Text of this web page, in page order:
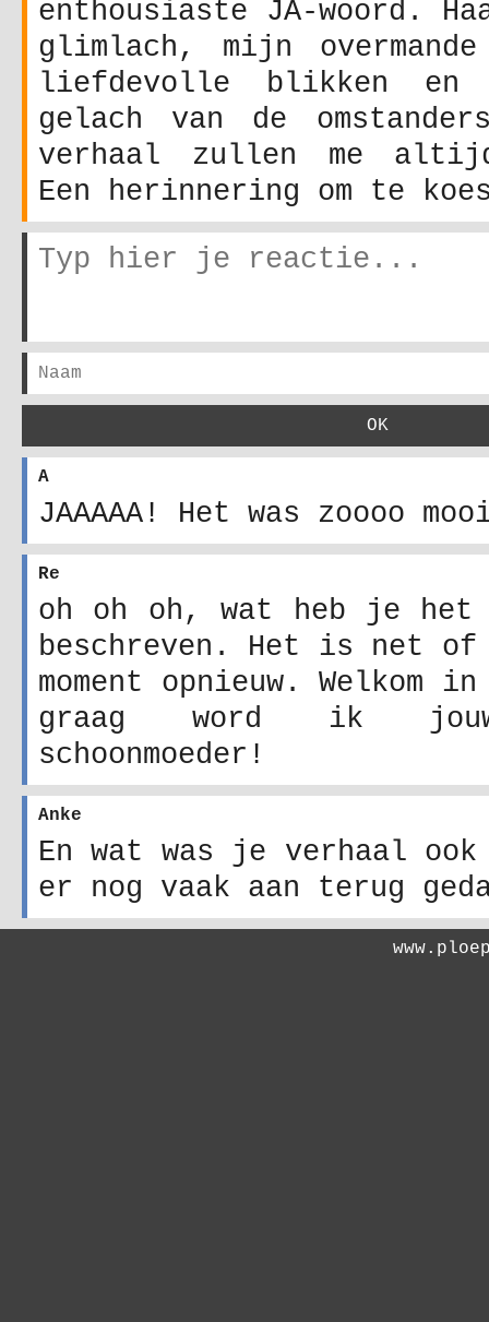
enthousiaste JA-woord.
glimlach, mijn
liefdevolle blikken en
gelach van de
verhaal zullen me
Een herinnering om te
A
JAAAAA! Het was zoooo
Re
oh oh oh, wat heb je het
beschreven. Het is net
moment opnieuw. Welkom
graag word ik
schoonmoeder!
Anke
En wat was je verhaal
er nog vaak aan terug